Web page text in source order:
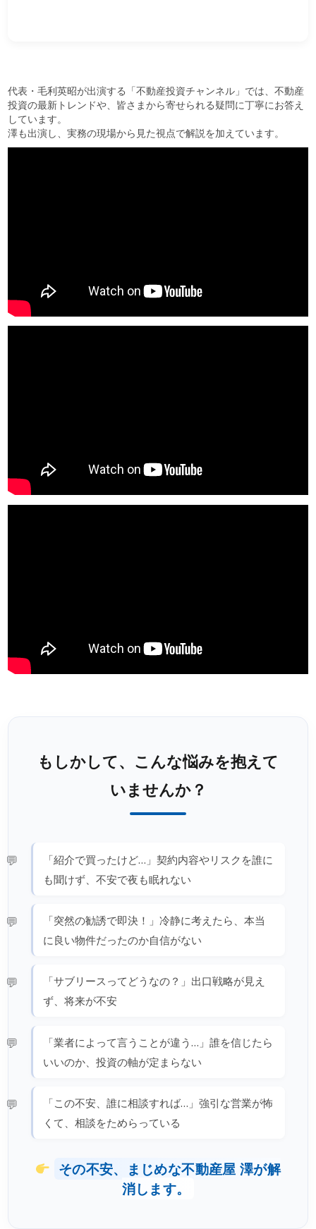
代表・毛利英昭が出演する「不動産投資チャンネル」では、不動産
投資の最新トレンドや、皆さまから寄せられる疑問に丁寧にお答え
しています。
澤も出演し、実務の現場から見た視点で解説を加えています。
もしかして、こんな悩みを抱えて
いませんか？
「紹介で買ったけど…」契約内容やリスクを誰に
も聞けず、不安で夜も眠れない
「突然の勧誘で即決！」冷静に考えたら、本当
に良い物件だったのか自信がない
「サブリースってどうなの？」出口戦略が見え
ず、将来が不安
「業者によって言うことが違う…」誰を信じたら
いいのか、投資の軸が定まらない
「この不安、誰に相談すれば…」強引な営業が怖
くて、相談をためらっている
その不安、まじめな不動産屋 澤が解
消します。